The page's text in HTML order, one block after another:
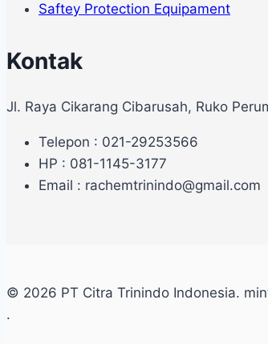
Saftey Protection Equipament
Kontak
Jl. Raya Cikarang Cibarusah, Ruko
Telepon : 021-29253566
HP : 081-1145-3177
Email : rachemtrinindo@gmail.com
© 2026 PT Citra Trinindo Indonesia.
.